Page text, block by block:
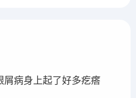
屑病身上起了好多疙瘩